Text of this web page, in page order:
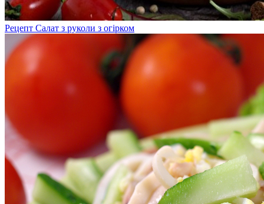
Рецепт Салат з руколи з огірком